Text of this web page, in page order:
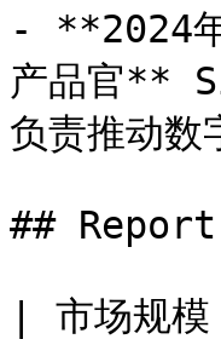
- **2024
产品官**
负责推动数
##
| 市场规